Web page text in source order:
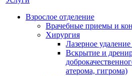
Взрослое отделение
Врачебные приемы и
Хирургия
Лазерное
Вскрытие и
атерома, гигрома)